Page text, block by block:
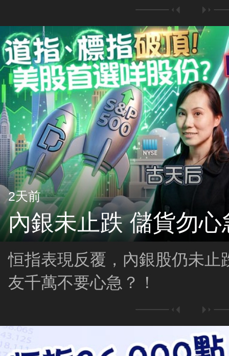
2天前
內銀未止跌 儲貨勿心
恒指表現反覆，內銀股仍未止
友千萬不要心急？！